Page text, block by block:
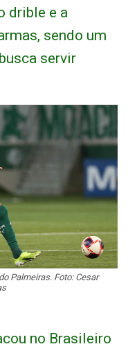
drible e a
sendo um
servir
Palmeiras. Foto: Cesar
no Brasileiro